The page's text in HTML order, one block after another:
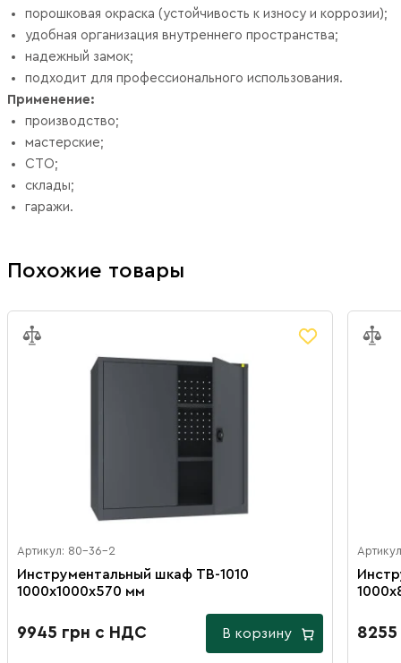
порошковая окраска (устойчивость к износу и коррозии);
удобная организация внутреннего пространства;
надежный замок;
подходит для профессионального использования.
Применение:
производство;
мастерские;
СТО;
склады;
гаражи.
Похожие товары
Артикул: 80-36-2
Инструментальный шкаф TB-1010
1000х1000х570 мм
9945 грн с НДС В корзину